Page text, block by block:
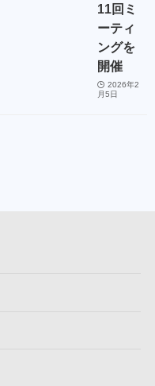
11回ミ
ーティ
ングを
開催
2026年2
月5日